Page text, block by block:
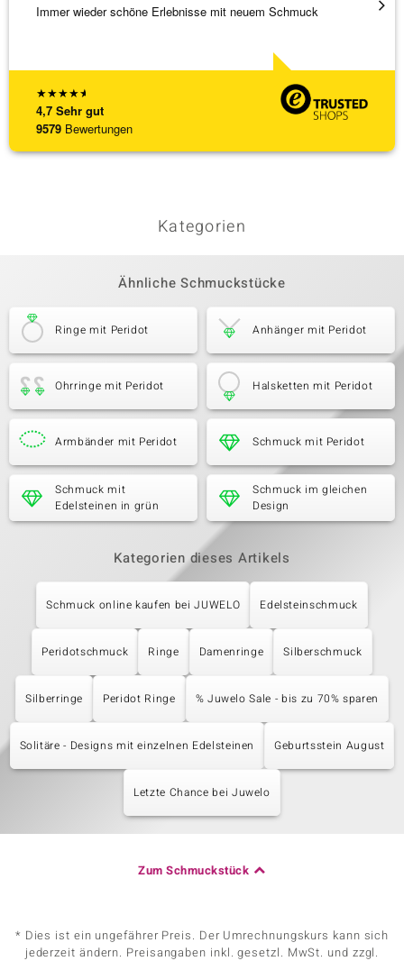
★★★★★
4,7 Sehr gut
9579 Bewertungen
Immer wieder schöne Erlebnisse mit neuem Schmuck
Kategorien
Ähnliche Schmuckstücke
Ringe mit Peridot Anhänger mit Peridot
Ohrringe mit Peridot Halsketten mit Peridot
Armbänder mit Peridot Schmuck mit Peridot
Schmuck mit
Edelsteinen in grün
Schmuck im gleichen
Design
Kategorien dieses Artikels
Schmuck online kaufen bei JUWELO Edelsteinschmuck
Peridotschmuck Ringe Damenringe Silberschmuck
Silberringe Peridot Ringe % Juwelo Sale - bis zu 70% sparen
Solitäre - Designs mit einzelnen Edelsteinen Geburtsstein August
Letzte Chance bei Juwelo
Zum Schmuckstück
* Dies ist ein ungefährer Preis. Der Umrechnungskurs kann sich
jederzeit ändern. Preisangaben inkl. gesetzl. MwSt. und zzgl.